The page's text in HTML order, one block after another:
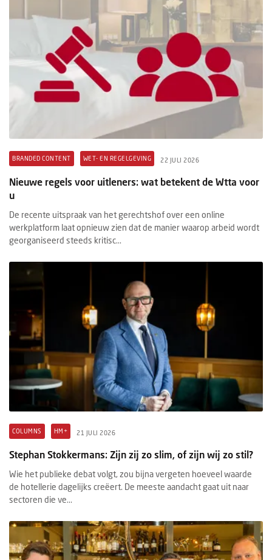
BRANDED CONTENT WET- EN REGELGEVING 22 JULI 2026
Nieuwe regels voor uitleners: wat betekent de Wtta voor
u
De recente uitspraak van het gerechtshof over een online
werkplatform laat opnieuw zien dat de manier waarop arbeid wordt
georganiseerd steeds kritisc...
COLUMNS HM+ 21 JULI 2026
Stephan Stokkermans: Zijn zij zo slim, of zijn wij zo stil?
Wie het publieke debat volgt, zou bijna vergeten hoeveel waarde
de hotellerie dagelijks creëert. De meeste aandacht gaat uit naar
sectoren die ve...